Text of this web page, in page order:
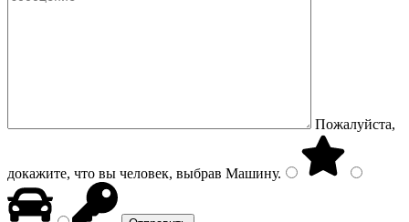
Пожалуйста,
докажите, что вы человек, выбрав Машину.